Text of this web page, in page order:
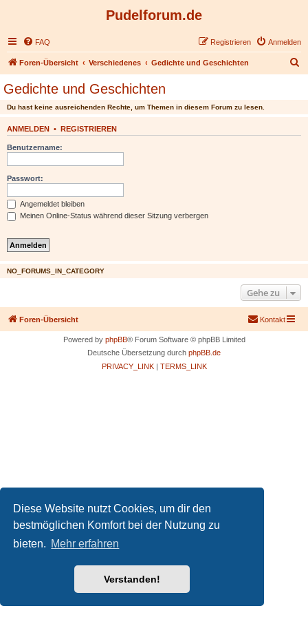
Diese Website nutzt Cookies, um dir den
bestmöglichen Komfort bei der Nutzung zu
bieten. Mehr erfahren
Verstanden!
Pudelforum.de
FAQ Anmelden
Registrieren
Foren-Übersicht Verschiedenes Gedichte und Geschichten
Gedichte und Geschichten
Du hast keine ausreichenden Rechte, um Themen in diesem Forum zu lesen.
ANMELDEN • REGISTRIEREN
Benutzername:
Passwort:
Angemeldet bleiben
Meinen Online-Status während dieser Sitzung verbergen
NO_FORUMS_IN_CATEGORY
Gehe zu
Foren-Übersicht Kontakt
Powered by phpBB® Forum Software © phpBB Limited
Deutsche Übersetzung durch phpBB.de
PRIVACY_LINK| TERMS_LINK